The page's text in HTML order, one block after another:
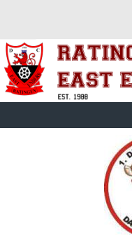
Inhalt